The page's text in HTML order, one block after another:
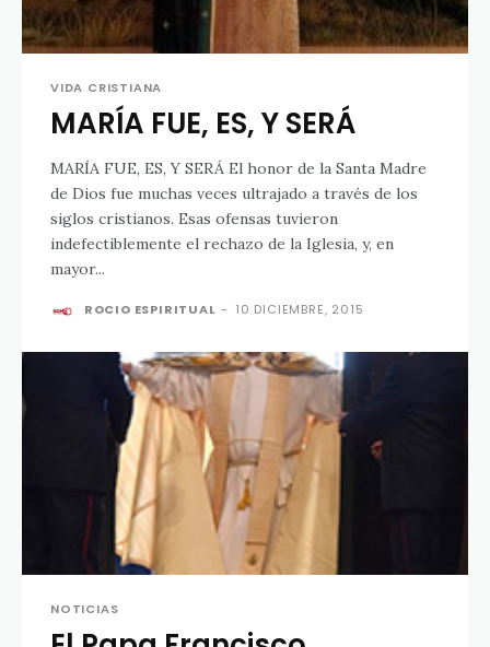
VIDA CRISTIANA
MARÍA FUE, ES, Y SERÁ
MARÍA FUE, ES, Y SERÁ El honor de la Santa Madre
de Dios fue muchas veces ultrajado a través de los
siglos cristianos. Esas ofensas tuvieron
indefectiblemente el rechazo de la Iglesia, y, en
mayor...
ROCIO ESPIRITUAL - 10 DICIEMBRE, 2015
NOTICIAS